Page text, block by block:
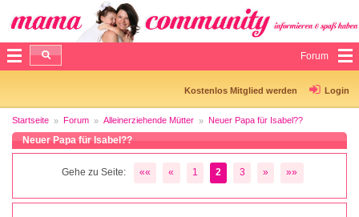
Forum
Kostenlos Mitglied werden Login
Startseite Forum Alleinerziehende Mütter Neuer Papa für Isabel??
Neuer Papa für Isabel??
Gehe zu Seite: «« « 1 2 3 » »»